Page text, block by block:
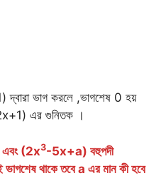
দ্বারা ভাগ করলে ,ভাগশেষ 0 হয়
এর গুনিতক ।
(2x3-5x+a) বহুপদী
ভাগশেষ থাকে তবে a এর মান কী হবে